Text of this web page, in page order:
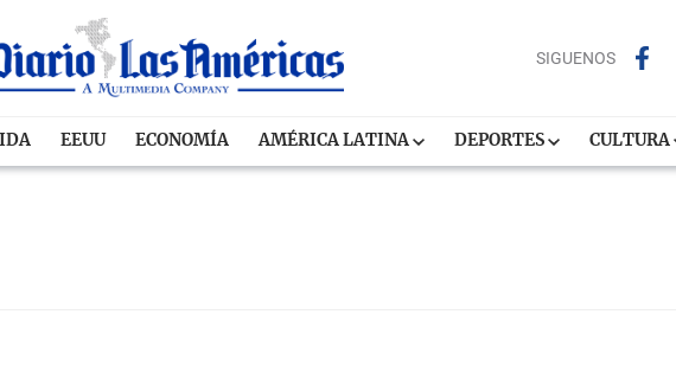
SIGUENOS
EEUU ECONOMÍA AMÉRICA LATINA DEPORTES CULTURA